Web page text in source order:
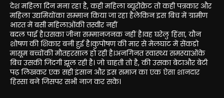
देश महिला दिन मना रहा है, कही महिला ब्यूरोक्रेट तो कही पत्रकार और
महिला उद्यमियोंका सम्मान किया जा रहा हैलेकिन इस बिच में ग्रामीण
भारत में बसी महिलाओंकी तस्वीर नहीं
बदल पाई है।उसका जीना सम्मानजनक नहीं है।वह घरेलु हिंसा, यौन
शोषण की शिकार बनी हुई है।कुपोषण की मार से मेलघाट में सेंकडो
मासूम बच्चोंकी मौतहरसाल हो रही है।अनगिनत स्वास्थ्य समस्याओंके
बिच उसकी जिंदगी झूल रही है। जो चाहती तो है, की उसका बेटाऔर बेटी
पढ़ लिखकर एक सही इंसान और इस समाज का एक ऐसा शानदार
हिस्सा बने जिसपर सभी नाज कर सके।